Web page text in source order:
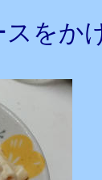
をか